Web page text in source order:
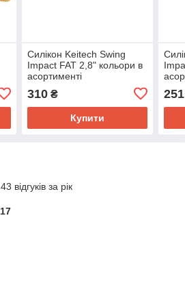
Силікон Keitech Swing
Impact FAT 2,8" кольори в
асортименті
310₴
Купити
251
відгуків за рік